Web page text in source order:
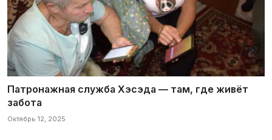
Патронажная служба Хэсэда — там, где живёт
забота
Октябрь 12, 2025